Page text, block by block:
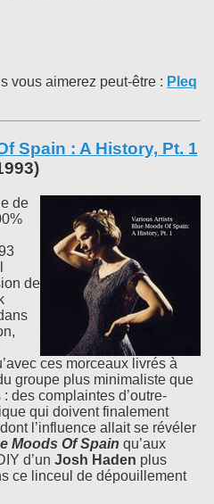
vous aimerez peut-être : Pleq
Spain : A History, Pt. 1
de
de
ces morceaux livrés à
groupe plus minimaliste que
des complaintes d’outre-
qui doivent finalement
l’influence allait se révéler
Moods Of Spain qu’aux
d’un Josh Haden plus
ce linceul de dépouillement